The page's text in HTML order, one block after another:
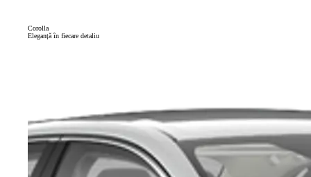
Corolla
Eleganță în fiecare detaliu